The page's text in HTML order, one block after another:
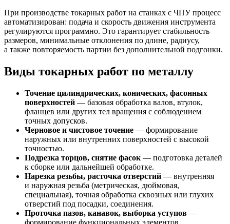
При производстве токарных работ на станках с ЧПУ процесс
автоматизирован: подача и скорость движения инструмента
регулируются программно. Это гарантирует стабильность
размеров, минимальные отклонения по длине, радиусу,
а также повторяемость партии без дополнительной подгонки.
Виды токарных работ по металлу
Точение цилиндрических, конических, фасонных
поверхностей — базовая обработка валов, втулок,
фланцев или других тел вращения с соблюдением
точных допусков.
Черновое и чистовое точение — формирование
наружных или внутренних поверхностей с высокой
точностью.
Подрезка торцов, снятие фасок — подготовка деталей
к сборке или дальнейшей обработке.
Нарезка резьбы, расточка отверстий — внутренняя
и наружная резьба (метрическая, дюймовая,
специальная), точная обработка сквозных или глухих
отверстий под посадки, соединения.
Проточка пазов, канавок, выборка уступов —
формирование функциональных элементов